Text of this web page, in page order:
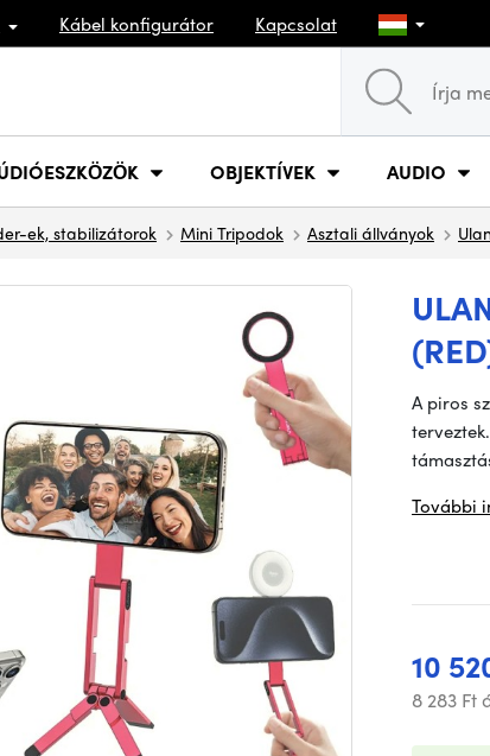
Kábel konfigurátor Kapcsolat
OBJEKTÍVEK AUDIO
ek, stabilizátorok Mini Tripodok Asztali állványok
A piros
További
10
8 283 Ft